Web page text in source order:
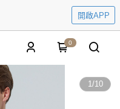
開啟APP
0
1/10